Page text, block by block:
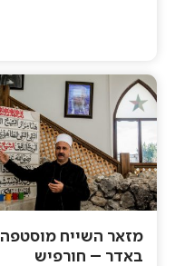
מזאר השייח מוסטפה
באדר – חורפיש